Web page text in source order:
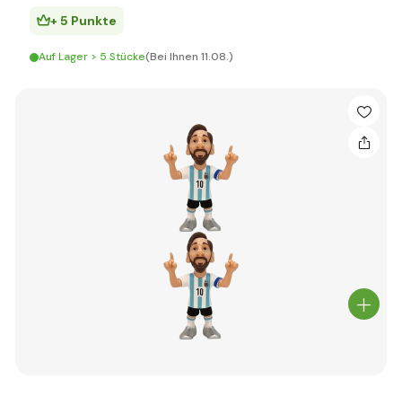
+ 5 Punkte
Auf Lager > 5 Stücke(Bei Ihnen 11.08.)